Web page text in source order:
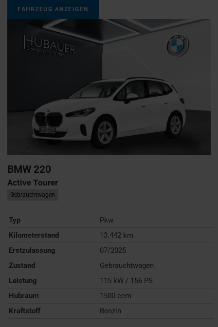
FAHRZEUG ANZEIGEN
BMW 220
Active Tourer
Gebrauchtwagen
Typ
Pkw
Kilometerstand
13.442 km
Erstzulassung
07/2025
Zustand
Gebrauchtwagen
Leistung
115 kW / 156 PS
Hubraum
1500 ccm
Kraftstoff
Benzin